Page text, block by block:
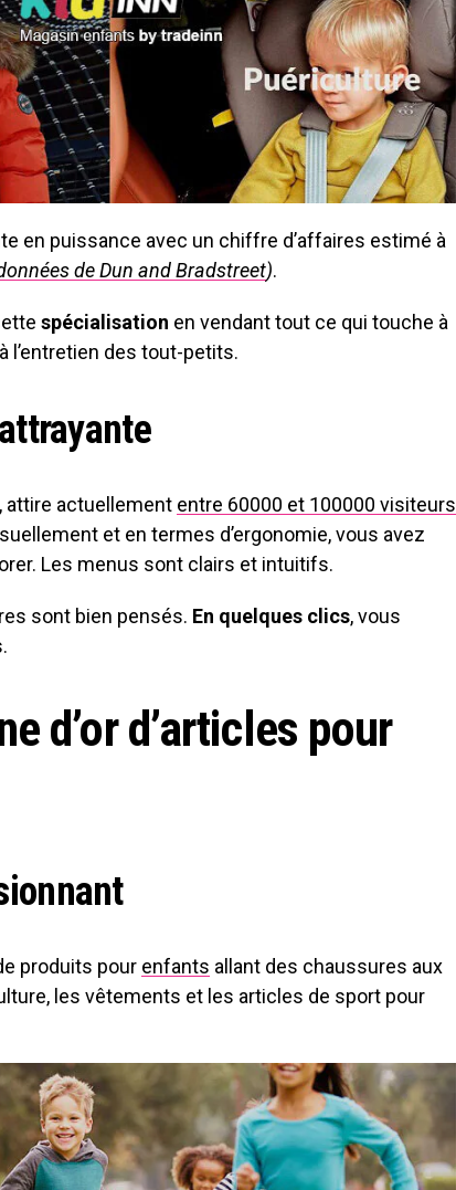
en puissance avec un chiffre d’affaires estimé à
de Dun and Bradstreet).
spécialisation en vendant tout ce qui touche à
l’entretien des tout-petits.
, attire actuellement entre 60000 et 100000 visiteurs
et en termes d’ergonomie, vous avez
Les menus sont clairs et intuitifs.
sont bien pensés. En quelques clics, vous
d’or d’articles pour
produits pour enfants allant des chaussures aux
les vêtements et les articles de sport pour